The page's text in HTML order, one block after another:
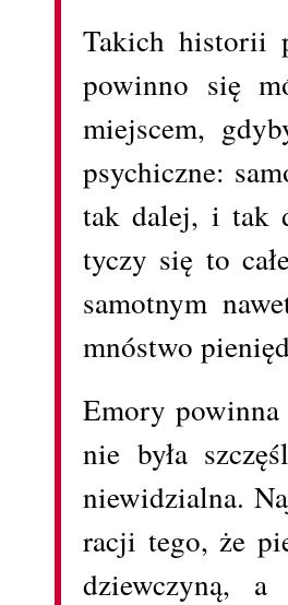
Takich historii
powinno się
miejscem,
psychiczne:
tak dalej, i tak
tyczy się to
samotnym
mnóstwo
Emory
nie była
niewidzialna.
racji tego, że
dziewczyną,